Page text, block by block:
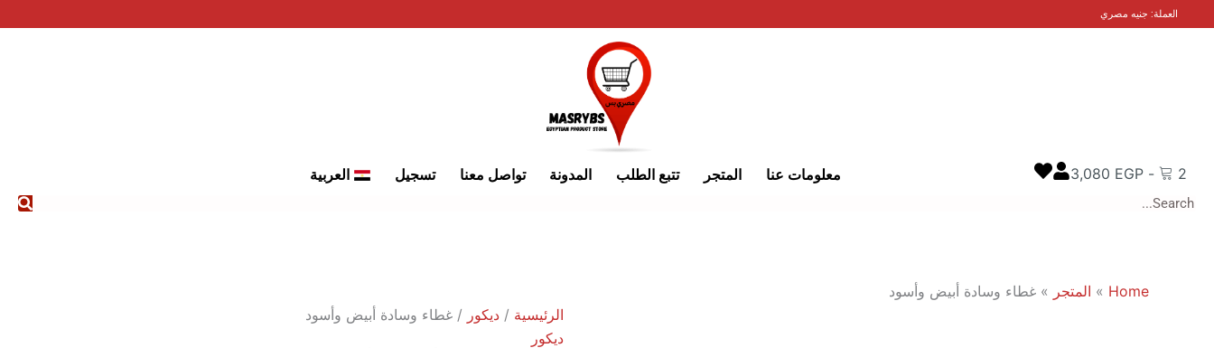
العملة: جنيه مصري
معلومات عنا المتجر تتبع الطلب المدونة تواصل معنا تسجيل العربية 2
-
3,080 EGP
Search
Home
» المتجر » غطاء وسادة أبيض وأسود
الرئيسية / ديكور / غطاء وسادة أبيض وأسود
ديكور